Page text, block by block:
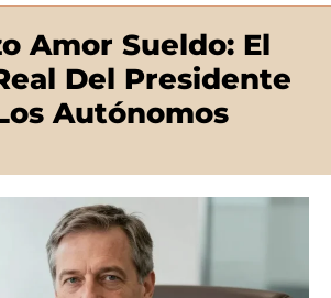
Amor Sueldo: El
Del Presidente
Autónomos